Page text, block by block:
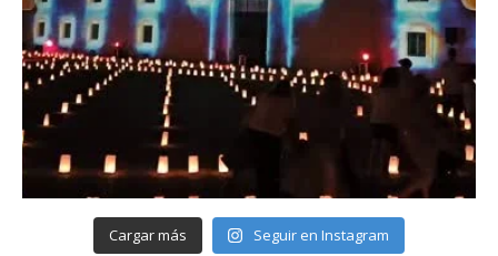
Cargar más Seguir en Instagram